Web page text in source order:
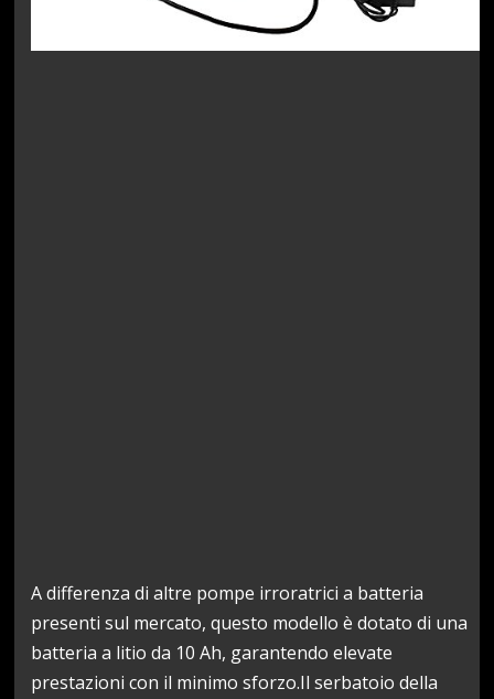
A differenza di altre pompe irroratrici a batteria
presenti sul mercato, questo modello è dotato di una
batteria a litio da 10 Ah, garantendo elevate
prestazioni con il minimo sforzo.Il serbatoio della